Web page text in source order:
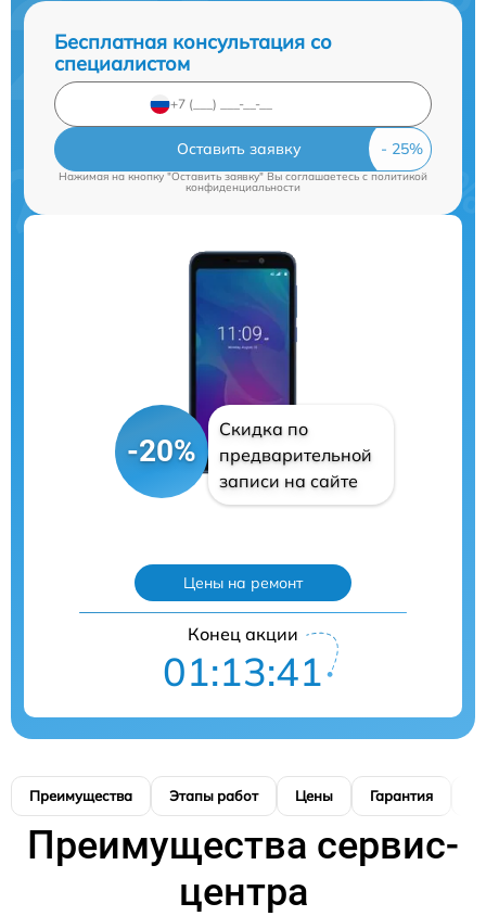
Бесплатная консультация со
специалистом
Оставить заявку
Нажимая на кнопку "Оставить заявку" Вы соглашаетесь cполитикой
конфиденциальности
-20%
Скидка по
предварительной
записи на сайте
Цены на ремонт
Конец акции
01:13:40
Преимущества Этапы работ Цены Гарантия
Преимущества сервис-
центра